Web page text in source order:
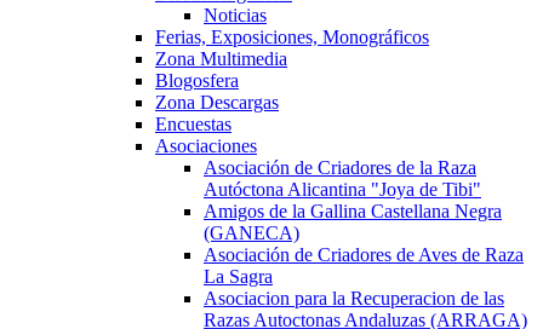
Noticias
Ferias, Exposiciones, Monográficos
Zona Multimedia
Blogosfera
Zona Descargas
Encuestas
Asociaciones
Asociación de Criadores de la Raza
Autóctona Alicantina "Joya de Tibi"
Amigos de la Gallina Castellana Negra
(GANECA)
Asociación de Criadores de Aves de Raza
La Sagra
Asociacion para la Recuperacion de las
Razas Autoctonas Andaluzas (ARRAGA)